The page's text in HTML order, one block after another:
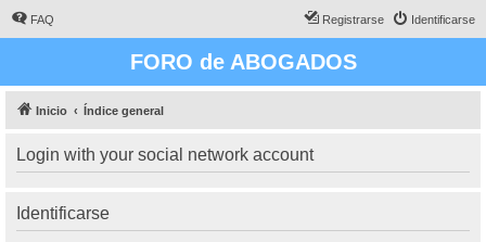
FAQ Identificarse
Registrarse
FORO de ABOGADOS
Inicio Índice general
Login with your social network account
Identificarse